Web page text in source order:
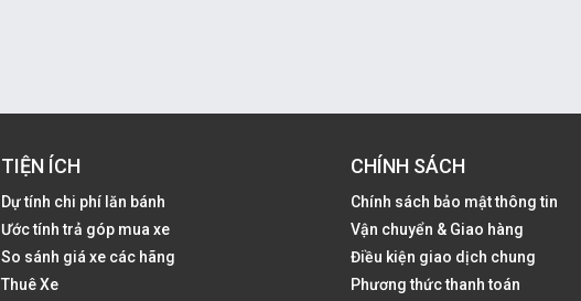
TIỆN ÍCH
Dự tính chi phí lăn bánh
Ước tính trả góp mua xe
So sánh giá xe các hãng
Thuê Xe
CHÍNH SÁCH
Chính sách bảo mật thông tin
Vận chuyển & Giao hàng
Điều kiện giao dịch chung
Phương thức thanh toán